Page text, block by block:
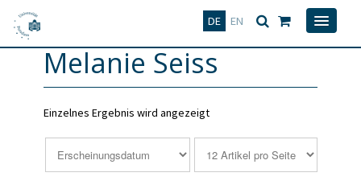
DE EN
Deutsch
Melanie Seiss
Einzelnes Ergebnis wird angezeigt